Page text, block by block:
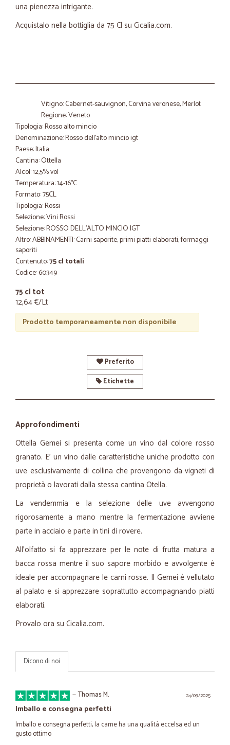
una pienezza intrigante.
Acquistalo nella bottiglia da 75 Cl su Cicalia.com.
Vitigno: Cabernet-sauvignon, Corvina veronese, Merlot
Regione: Veneto
Tipologia: Rosso alto mincio
Denominazione: Rosso dell'alto mincio igt
Paese: Italia
Cantina: Ottella
Alcol: 12,5% vol
Temperatura: 14-16°C
Formato: 75CL
Tipologia: Rossi
Selezione: Vini Rossi
Selezione: ROSSO DELL'ALTO MINCIO IGT
Altro: ABBINAMENTI: Carni saporite, primi piatti elaborati, formaggi
saporiti
Contenuto:75 cl totali
Codice: 60349
75 cl tot
12,64 €/Lt
Prodotto temporaneamente non disponibile
Preferito
Etichette
Approfondimenti
Ottella Gemei si presenta come un vino dal colore rosso
granato. E' un vino dalle caratteristiche uniche prodotto con
uve esclusivamente di collina che provengono da vigneti di
proprietà o lavorati dalla stessa cantina Otella.
La vendemmia e la selezione delle uve avvengono
rigorosamente a mano mentre la fermentazione avviene
parte in acciaio e parte in tini di rovere.
All'olfatto si fa apprezzare per le note di frutta matura a
bacca rossa mentre il suo sapore morbido e avvolgente è
ideale per accompagnare le carni rosse. Il Gemei è vellutato
al palato e si apprezzare soprattutto accompagnando piatti
elaborati.
Provalo ora su Cicalia.com.
Dicono di noi
24/09/2025
—Thomas M.
Imballo e consegna perfetti
Imballo e consegna perfetti, la carne ha una qualità eccelsa ed un
gusto ottimo